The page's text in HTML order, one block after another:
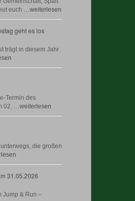
euch …weiterlesen
geht es los
trägt in diesem Jahr
Termin des
02. …weiterlesen
die großen
31.05.2026
Jump & Run –